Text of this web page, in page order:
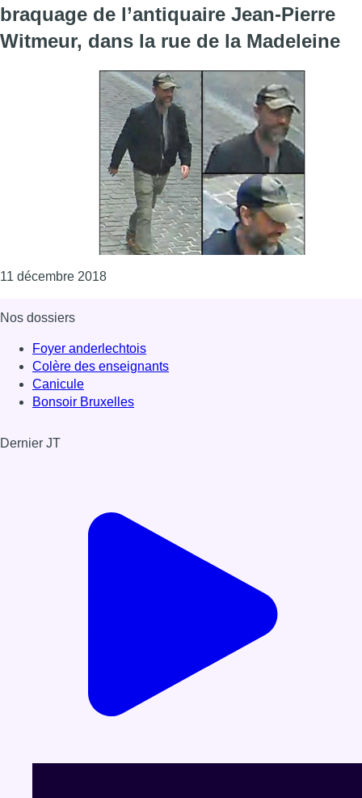
braquage de l’antiquaire Jean-Pierre
Witmeur, dans la rue de la Madeleine
11 décembre 2018Consulter l'article "La police recherche un
Nos dossiers
Foyer anderlechtois
Colère des enseignants
Canicule
Bonsoir Bruxelles
Dernier JT